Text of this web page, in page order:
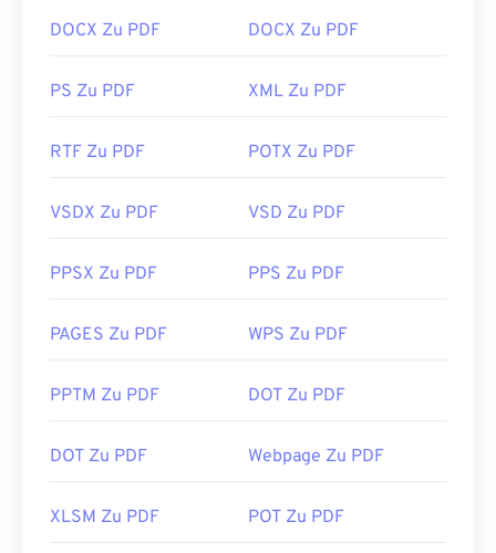
https://acrobat.adobe.com/us/en/why-
DOCX Zu PDF DOCX Zu PDF
PS Zu PDF XML Zu PDF
RTF Zu PDF POTX Zu PDF
VSDX Zu PDF VSD Zu PDF
PPSX Zu PDF PPS Zu PDF
PAGES Zu PDF WPS Zu PDF
PPTM Zu PDF DOT Zu PDF
DOT Zu PDF Webpage Zu PDF
XLSM Zu PDF POT Zu PDF